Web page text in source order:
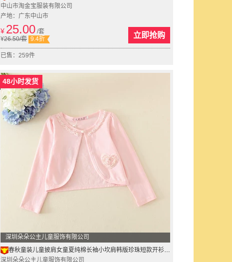
中山市淘金宝服装有限公司
产地：广东中山市
¥ 25.00 /套
¥26.50/套 9.4折 立即抢购
已售：259件
48小时发货
深圳朵朵公主儿童服饰有限公司
春秋童装儿童披肩女童夏纯棉长袖小坎肩韩版珍珠短款开衫外套
深圳朵朵公主儿童服饰有限公司